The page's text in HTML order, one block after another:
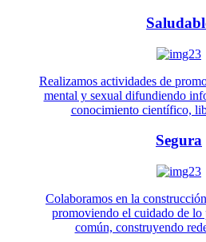
Realizamos actividades de
mental y sexual difundiendo
conocimiento científico,
Segura
Colaboramos en la
promoviendo el cuidado de
común, construyendo